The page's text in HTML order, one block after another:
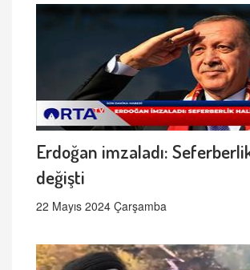
Erdoğan imzaladı:
değişti
22 Mayıs 2024 Çarşamba